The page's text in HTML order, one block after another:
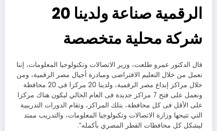
الرقمية صناعة ولدينا 20
شركة محلية متخصصة
قال الدكتور عمرو طلعت، وزير الاتصالات وتكنولوجيا المعلومات، إننا
نعمل من خلال التعليم الافتراضى ومبادرة أجيال مصر الرقمية، ومن
خلال مراكز إبداع مصر الرقمية، ولدينا 20 مركزا فى 20 محافظة
ونعمل على فتح 7 مراكز جديدة فى العام الحالي ليكون هناك مركزا
على الأقل فى كل محافظة، بتلك المراكز، وتقام الدورات التدريبية
التي تتيحها وزارة الاتصالات وتكنولوجيا المعلومات، والتدريب ممتد
ليشكل كل محافظات القطر المصري بأكمله”.